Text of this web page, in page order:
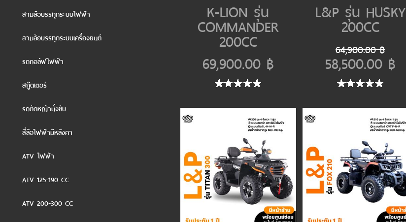
สามล้อบรรทุกระบบไฟฟ้า
สามล้อบรรทุกระบบเครื่องยนต์
รถกอล์ฟไฟฟ้า
สกู๊ตเตอร์
รถตัดหญ้านั่งขับ
สี่ล้อไฟฟ้ามีหลังคา
ATV ไฟฟ้า
ATV 125-190 CC
ATV 200-300 CC
K-LION รุ่น
COMMANDER
200CC
69,900.00 ฿
L&P รุ่น HUSKY
200CC
64,900.00 ฿
58,500.00 ฿